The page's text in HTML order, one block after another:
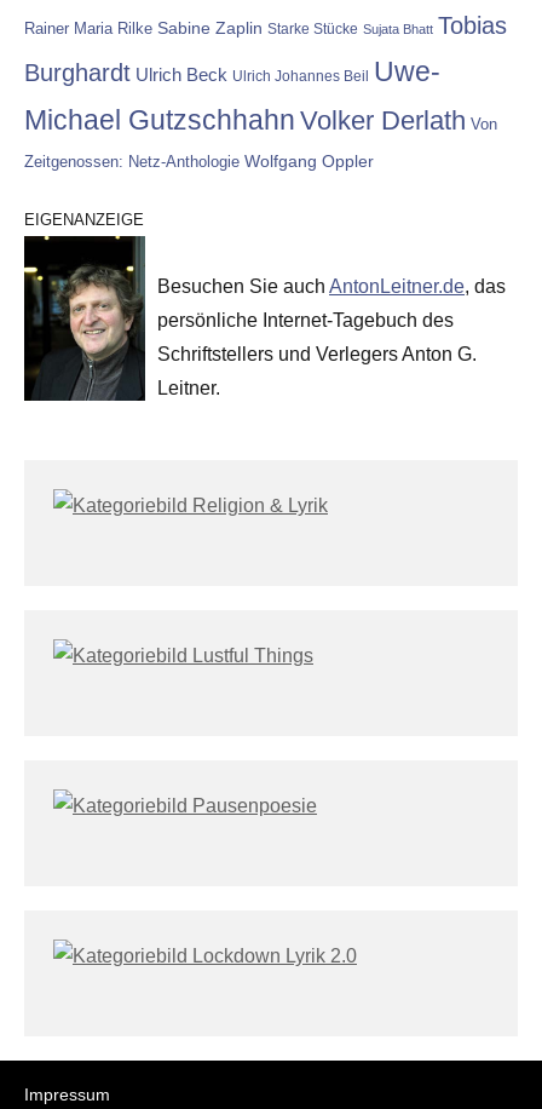
Rainer Maria Rilke Sabine Zaplin Starke Stücke Sujata Bhatt Tobias
Burghardt Ulrich Beck Ulrich Johannes Beil Uwe-
Michael Gutzschhahn Volker Derlath Von
Zeitgenossen: Netz-Anthologie Wolfgang Oppler
EIGENANZEIGE
Besuchen Sie auch AntonLeitner.de, das
persönliche Internet-Tagebuch des
Schriftstellers und Verlegers Anton G.
Leitner.
Impressum